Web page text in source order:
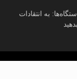
به انتقادات